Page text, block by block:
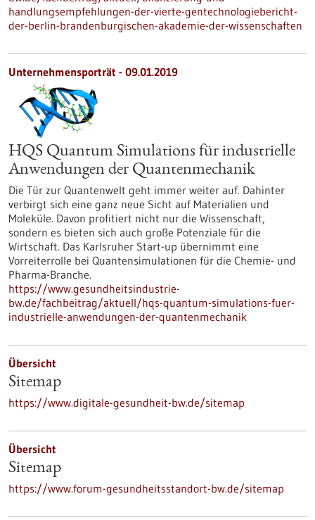
handlungsempfehlungen-der-vierte-gentechnologiebericht-
der-berlin-brandenburgischen-akademie-der-wissenschaften
Unternehmensporträt - 09.01.2019
HQS Quantum Simulations für industrielle
Anwendungen der Quantenmechanik
Die Tür zur Quantenwelt geht immer weiter auf. Dahinter
verbirgt sich eine ganz neue Sicht auf Materialien und
Moleküle. Davon profitiert nicht nur die Wissenschaft,
sondern es bieten sich auch große Potenziale für die
Wirtschaft. Das Karlsruher Start-up übernimmt eine
Vorreiterrolle bei Quantensimulationen für die Chemie- und
Pharma-Branche.
https://www.gesundheitsindustrie-
bw.de/fachbeitrag/aktuell/hqs-quantum-simulations-fuer-
industrielle-anwendungen-der-quantenmechanik
Übersicht
Sitemap
https://www.digitale-gesundheit-bw.de/sitemap
Übersicht
Sitemap
https://www.forum-gesundheitsstandort-bw.de/sitemap